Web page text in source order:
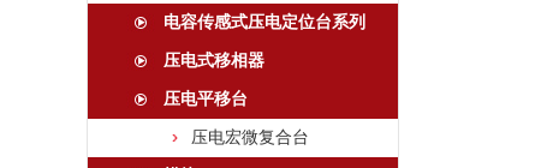
电容传感式压电定位台系列
压电式移相器
压电平移台
压电宏微复合台